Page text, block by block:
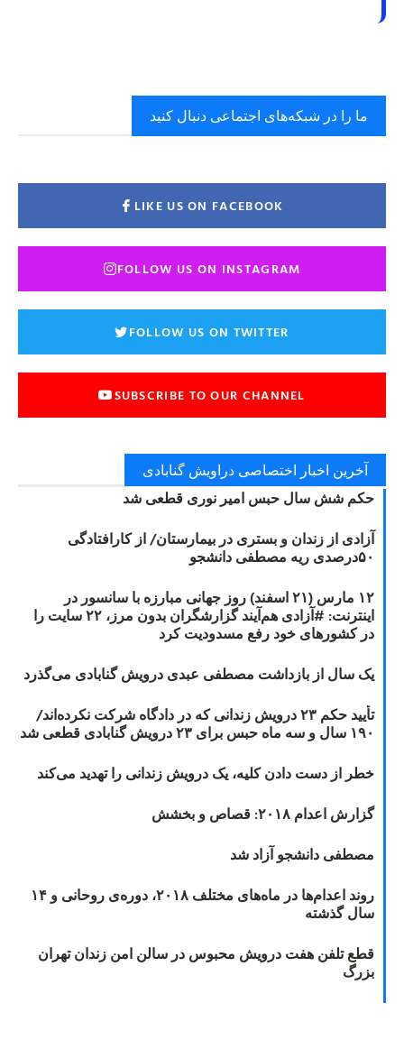
ما را در شبکه‌های اجتماعی دنبال کنید
LIKE US ON FACEBOOK
FOLLOW US ON INSTAGRAM
FOLLOW US ON TWITTER
SUBSCRIBE TO OUR CHANNEL
آخرین اخبار اختصاصی دراویش گنابادی
حکم شش سال حبس امیر نوری قطعی شد
آزادی از زندان و بستری در بیمارستان/ از کارافتادگی
۵۰درصدی ریه مصطفی دانشجو
۱۲ مارس (۲۱ اسفند) روز جهانی مبارزه با سانسور در
اینترنت: #آزادی هم‌آیند گزارشگران‌ بدون مرز، ۲۲ سایت را
در کشورهای خود رفع مسدودیت کرد
یک سال از بازداشت مصطفی عبدی درویش گنابادی می‌گذرد
تأیید حکم ۲۳ درویش زندانی که در دادگاه شرکت نکرده‌اند/
۱۹۰ سال و سه ماه حبس برای ۲۳ درویش گنابادی قطعی شد
خطر از دست دادن کلیه، یک درویش زندانی را تهدید می‌کند
گزارش اعدام ۲۰۱۸: قصاص و بخشش
مصطفی دانشجو آزاد شد
روند اعدام‌ها در ماه‌های مختلف ۲۰۱۸، دوره‌ی روحانی و ۱۴
سال گذشته
قطع تلفن هفت درویش محبوس در سالن امن زندان تهران
بزرگ